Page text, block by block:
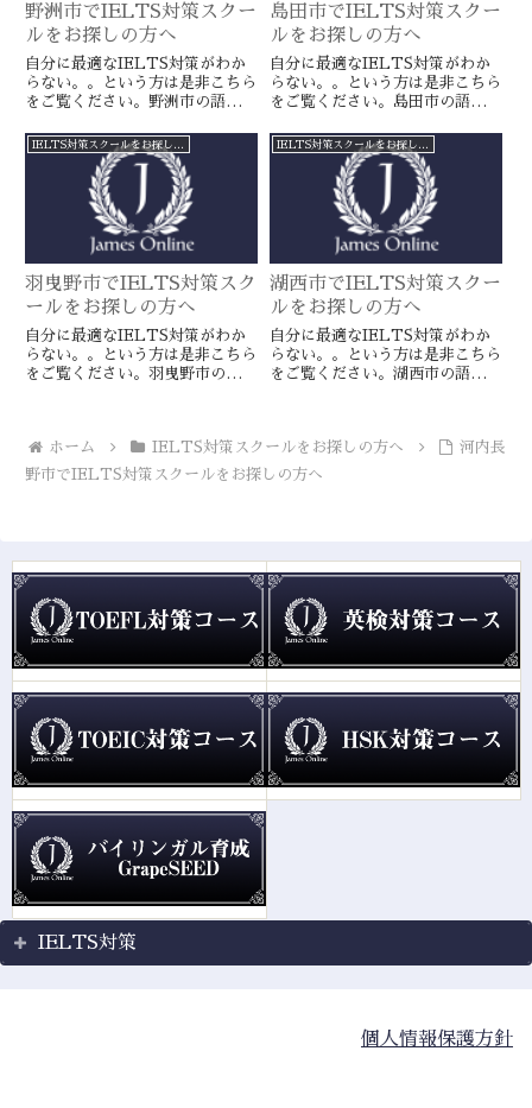
野洲市でIELTS対策スクー
ルをお探しの方へ
自分に最適なIELTS対策がわか
らない。。という方は是非こちら
をご覧ください。野洲市の語学ス
ラインのIELTS対策ならより確
実に目標達成が近づきます。海外
留学や移住をお考えの方や国内大
学受験を有利に進めたい方に是
島田市でIELTS対策スクー
ルをお探しの方へ
自分に最適なIELTS対策がわか
らない。。という方は是非こちら
をご覧ください。島田市の語学ス
ラインのIELTS対策ならより確
実に目標達成が近づきます。海外
留学や移住をお考えの方や国内大
学受験を有利に進めたい方に是
IELTS対策スクールをお探しの方へ
羽曳野市でIELTS対策スク
ールをお探しの方へ
自分に最適なIELTS対策がわか
らない。。という方は是非こちら
をご覧ください。羽曳野市の語学
外留学や移住をお考えの方や国内
大学受験を有利に進めたい方に是
IELTS対策スクールをお探しの方へ
湖西市でIELTS対策スクー
ルをお探しの方へ
自分に最適なIELTS対策がわか
らない。。という方は是非こちら
をご覧ください。湖西市の語学ス
留学や移住をお考えの方や国内大
学受験を有利に進めたい方に是
ホーム IELTS対策スクールをお探しの方へ
河内長
野市でIELTS対策スクールをお探しの方へ
IELTS対策
個人情報保護方針